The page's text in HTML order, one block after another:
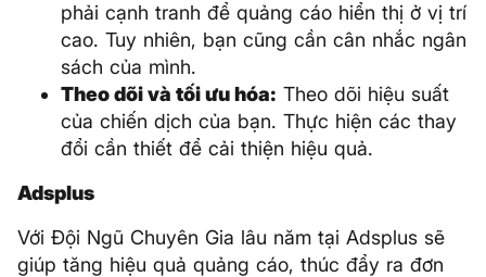
phải cạnh tranh để quảng cáo hiển thị ở vị trí
cao. Tuy nhiên, bạn cũng cần cân nhắc ngân
sách của mình.
Theo dõi và tối ưu hóa: Theo dõi hiệu suất
của chiến dịch của bạn. Thực hiện các thay
đổi cần thiết để cải thiện hiệu quả.
Adsplus
Với Đội Ngũ Chuyên Gia lâu năm tại Adsplus sẽ
giúp tăng hiệu quả quảng cáo, thúc đẩy ra đơn